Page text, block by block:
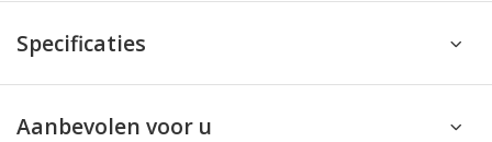
Specificaties
Aanbevolen voor u